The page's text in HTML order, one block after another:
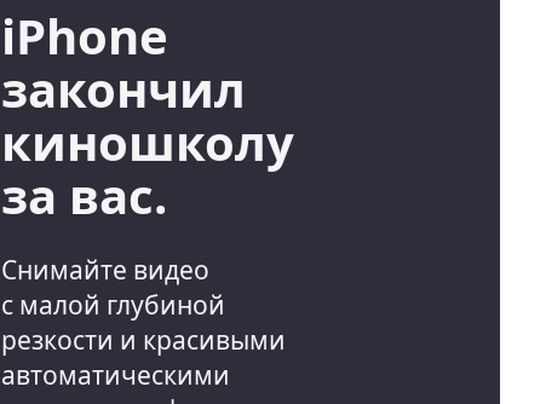
iPhone
закончил
киношколу
за вас.
Снимайте видео
с малой глубиной
резкости и красивыми
автоматическими